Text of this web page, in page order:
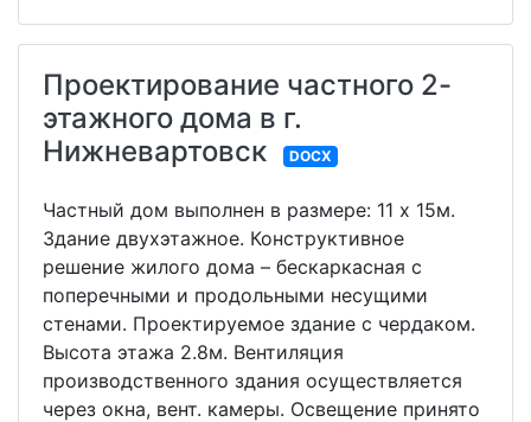
Проектирование частного 2-
этажного дома в г.
Нижневартовск
DOCX
Частный дом выполнен в размере: 11 х 15м.
Здание двухэтажное. Конструктивное
решение жилого дома – бескаркасная с
поперечными и продольными несущими
стенами. Проектируемое здание с чердаком.
Высота этажа 2.8м. Вентиляция
производственного здания осуществляется
через окна, вент. камеры. Освещение принято